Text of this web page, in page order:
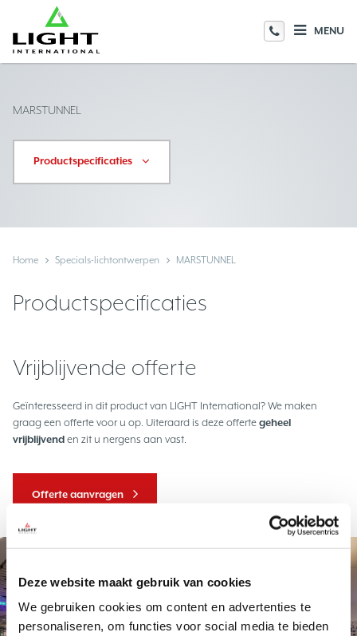
Deze website maakt gebruik van cookies
We gebruiken cookies om content en advertenties te
personaliseren, om functies voor social media te bieden
MENU
MARSTUNNEL
Productspecificaties
Home Specials-lichtontwerpen MARSTUNNEL
Productspecificaties
Vrijblijvende offerte
Geïnteresseerd in dit product van LIGHT International? We maken
graag een offerte voor u op. Uiteraard is deze offerte geheel
vrijblijvend en zit u nergens aan vast.
Offerte aanvragen
Project